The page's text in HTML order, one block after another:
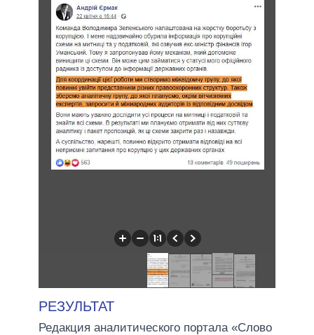
РЕЗУЛЬТАТ
Редакция аналитического портала «Слово